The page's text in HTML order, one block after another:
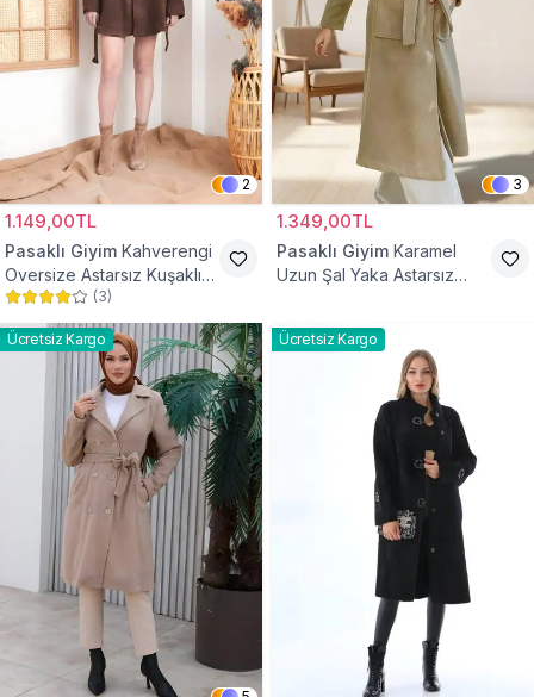
2
1.149,00TL
Pasaklı Giyim Kahverengi
Oversize Astarsız Kuşaklı
Tesettür Kaban
(3)
3
1.349,00TL
Pasaklı Giyim Karamel
Uzun Şal Yaka Astarsız
Ücretsiz Kargo Ücretsiz Kargo